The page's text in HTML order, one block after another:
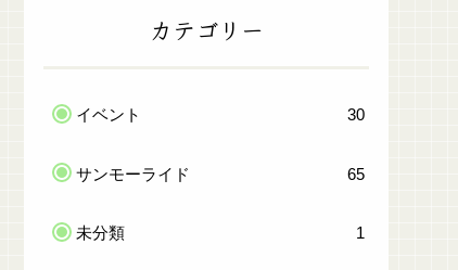
カテゴリー
イベント 30
サンモーライド 65
未分類 1